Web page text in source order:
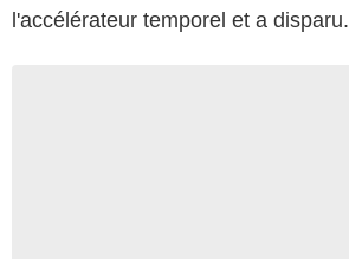
l'accélérateur temporel et a disparu.